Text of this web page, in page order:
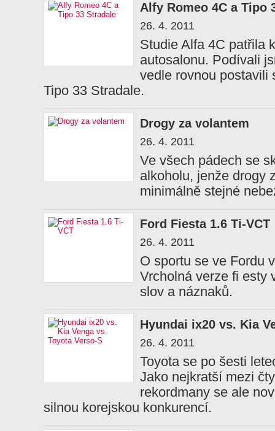
Alfy Romeo 4C a Tipo
26. 4. 2011
Studie Alfa 4C patřila
autosalonu. Podívali
vedle rovnou postavili
Tipo 33 Stradale.
Drogy za volantem
26. 4. 2011
Ve všech pádech se
alkoholu, jenže drogy
minimálně stejné
Ford Fiesta 1.6 Ti-VCT
26. 4. 2011
O sportu se ve Fordu
Vrcholná verze fi esty
slov a náznaků.
Hyundai ix20 vs. Kia
26. 4. 2011
Toyota se po šesti
Jako nejkratší mezi
rekordmany se ale
silnou korejskou konkurencí.